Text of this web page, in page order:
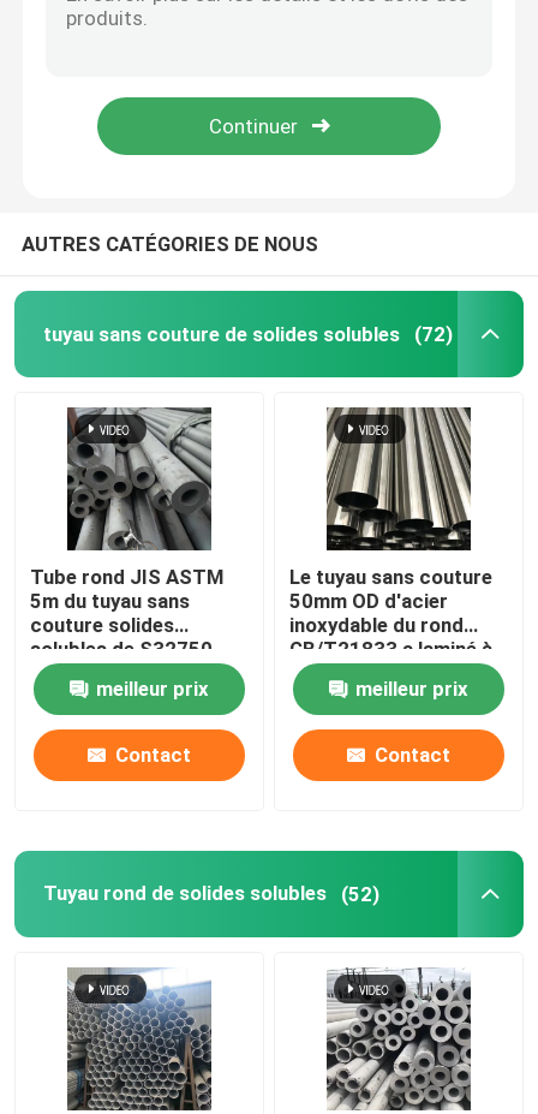
Tuyau de solides solubles 304
plat en aluminium de feuille
Feuillard d'acier inoxydable
Bande d'acier inoxydable
Acier inoxydable Rod rond
Cornière d'acier inoxydable
Barre plate d'acier inoxydable
Pièces en fer ductile recouvertes de ciment
Plat à carreaux d'acier inoxydable
Feuille ondulée d'acier inoxydable
AUTRES CATÉGORIES DE NOUS
tuyau sans couture de solides solubles (72)
Tube rond JIS ASTM
5m du tuyau sans
couture solides
solubles de S32750
430 étirés à froid
solides solubles
meilleur prix
Contact
Le tuyau sans couture
50mm OD d'acier
inoxydable du rond
GB/T21833 a laminé à
froid 347 630
meilleur prix
Contact
Tuyau rond de solides solubles (52)